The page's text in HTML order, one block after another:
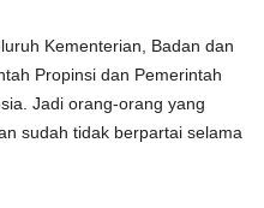
Kementerian, Badan dan
Propinsi dan Pemerintah
Jadi orang-orang yang
sudah tidak berpartai selama